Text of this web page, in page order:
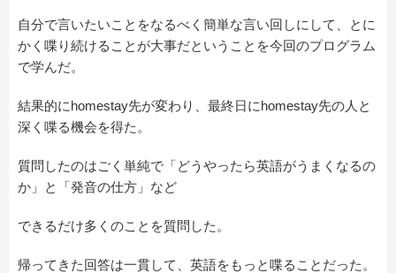
自分で言いたいことをなるべく簡単な言い回しにして、とに
かく喋り続けることが大事だということを今回のプログラム
で学んだ。
結果的にhomestay先が変わり、最終日にhomestay先の人と
深く喋る機会を得た。
質問したのはごく単純で「どうやったら英語がうまくなるの
か」と「発音の仕方」など
できるだけ多くのことを質問した。
帰ってきた回答は一貫して、英語をもっと喋ることだった。